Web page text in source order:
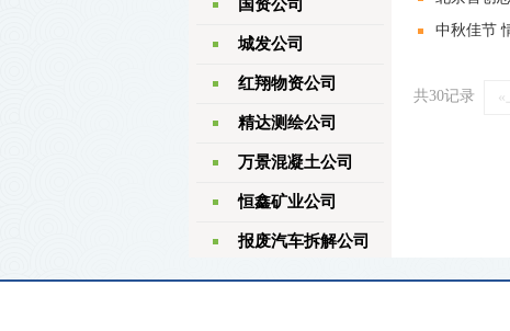
国资公司
城发公司
红翔物资公司
精达测绘公司
万景混凝土公司
恒鑫矿业公司
报废汽车拆解公司
中秋佳节
共30记录 «